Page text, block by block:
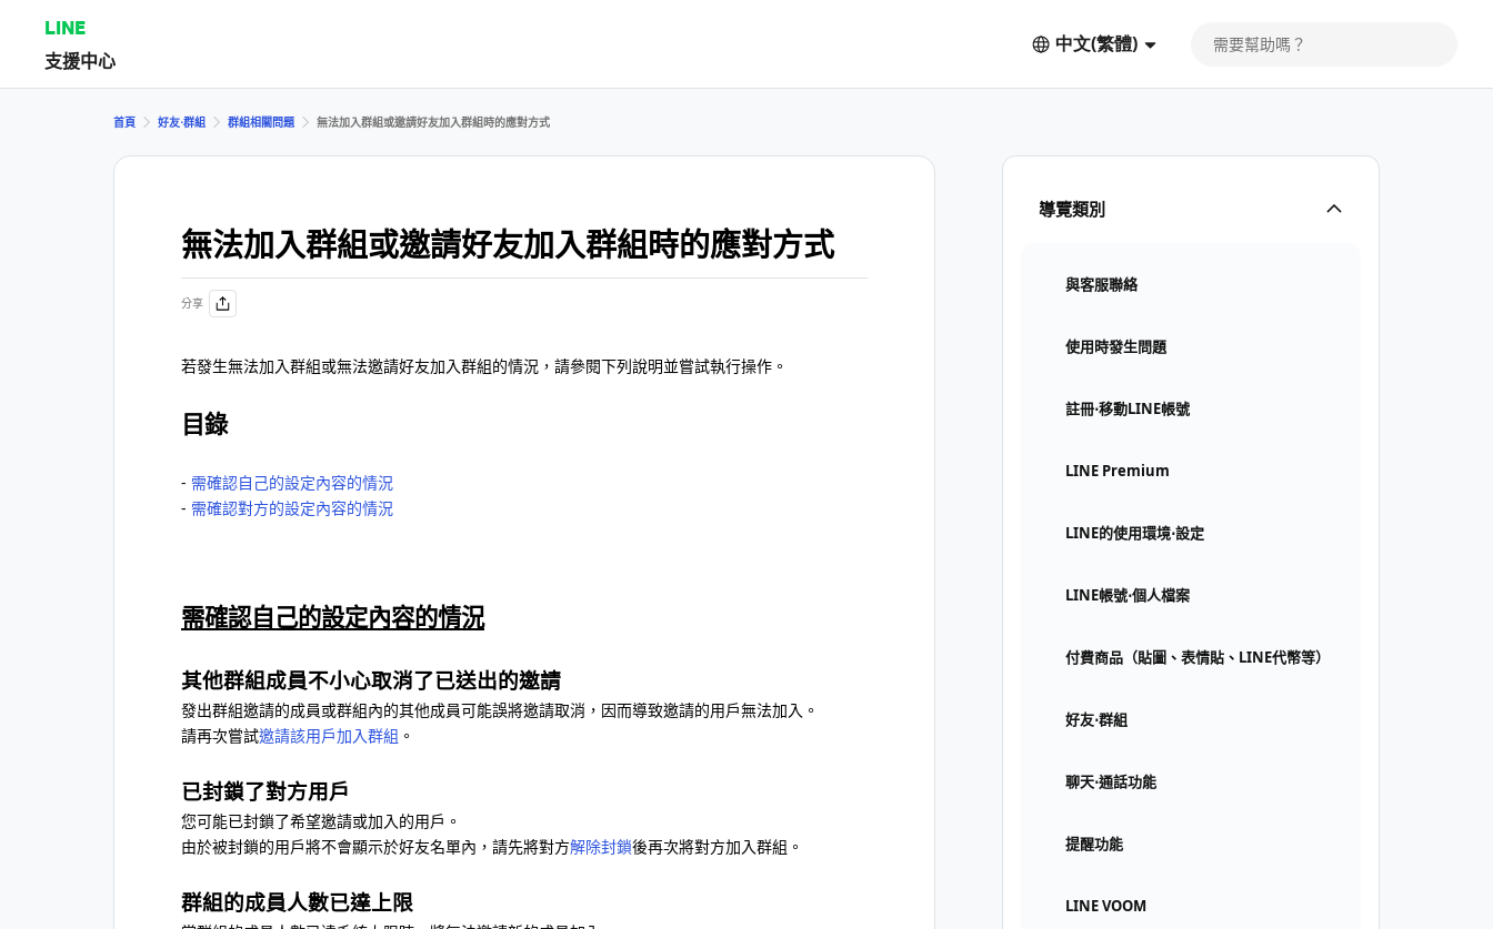
LINE
支援中心
中文(繁體)
導覽類別
與客服聯絡
使用時發生問題
註冊⋅移動LINE帳號
LINE Premium
LINE的使用環境⋅設定
LINE帳號⋅個人檔案
付費商品（貼圖、表情貼、LINE代幣等）
好友⋅群組
聊天⋅通話功能
提醒功能
LINE VOOM
首頁 好友⋅群組 群組相關問題 無法加入群組或邀請好友加入群組時的應對方式
無法加入群組或邀請好友加入群組時的應對方式
分享
若發生無法加入群組或無法邀請好友加入群組的情況，請參閱下列說明並嘗試執行操作。
目錄
- 需確認自己的設定內容的情況
- 需確認對方的設定內容的情況
需確認自己的設定內容的情況
其他群組成員不小心取消了已送出的邀請
發出群組邀請的成員或群組內的其他成員可能誤將邀請取消，因而導致邀請的用戶無法加入。
請再次嘗試邀請該用戶加入群組 。
已封鎖了對方用戶
您可能已封鎖了希望邀請或加入的用戶。
由於被封鎖的用戶將不會顯示於好友名單內，請先將對方解除封鎖後再次將對方加入群組。
群組的成員人數已達上限